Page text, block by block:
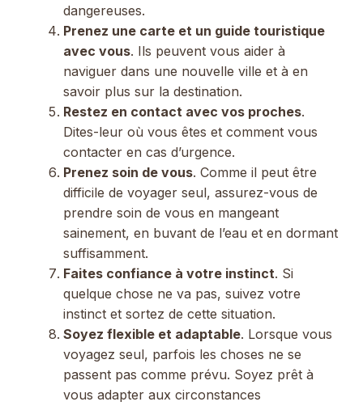
dangereuses.
Prenez une carte et un guide touristique
avec vous. Ils peuvent vous aider à
naviguer dans une nouvelle ville et à en
savoir plus sur la destination.
Restez en contact avec vos proches.
Dites-leur où vous êtes et comment vous
contacter en cas d’urgence.
Prenez soin de vous. Comme il peut être
difficile de voyager seul, assurez-vous de
prendre soin de vous en mangeant
sainement, en buvant de l’eau et en dormant
suffisamment.
Faites confiance à votre instinct. Si
quelque chose ne va pas, suivez votre
instinct et sortez de cette situation.
Soyez flexible et adaptable. Lorsque vous
voyagez seul, parfois les choses ne se
passent pas comme prévu. Soyez prêt à
vous adapter aux circonstances